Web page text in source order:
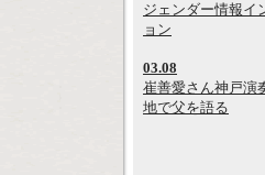
ジェンダー情報イ
ョン
03.08
崔善愛さん神戸演
地で父を語る